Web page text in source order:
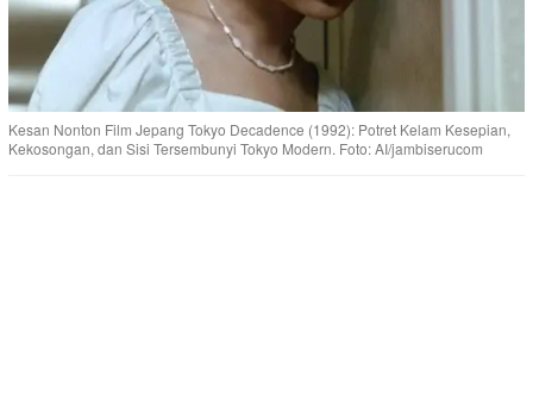
Kesan Nonton Film Jepang Tokyo Decadence (1992): Potret Kelam Kesepian,
Kekosongan, dan Sisi Tersembunyi Tokyo Modern. Foto: AI/jambiserucom